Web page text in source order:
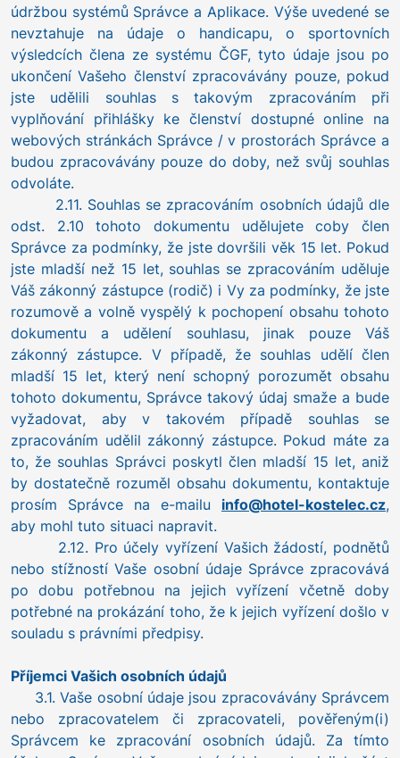
údržbou systémů Správce a Aplikace. Výše uvedené se
nevztahuje na údaje o handicapu, o sportovních
výsledcích člena ze systému ČGF, tyto údaje jsou po
ukončení Vašeho členství zpracovávány pouze, pokud
jste udělili souhlas s takovým zpracováním při
vyplňování přihlášky ke členství dostupné online na
webových stránkách Správce / v prostorách Správce a
budou zpracovávány pouze do doby, než svůj souhlas
odvoláte.
2.11. Souhlas se zpracováním osobních údajů dle
odst. 2.10 tohoto dokumentu udělujete coby člen
Správce za podmínky, že jste dovršili věk 15 let. Pokud
jste mladší než 15 let, souhlas se zpracováním uděluje
Váš zákonný zástupce (rodič) i Vy za podmínky, že jste
rozumově a volně vyspělý k pochopení obsahu tohoto
dokumentu a udělení souhlasu, jinak pouze Váš
zákonný zástupce. V případě, že souhlas udělí člen
mladší 15 let, který není schopný porozumět obsahu
tohoto dokumentu, Správce takový údaj smaže a bude
vyžadovat, aby v takovém případě souhlas se
zpracováním udělil zákonný zástupce. Pokud máte za
to, že souhlas Správci poskytl člen mladší 15 let, aniž
by dostatečně rozuměl obsahu dokumentu, kontaktuje
prosím Správce na e-mailu info@hotel-kostelec.cz,
aby mohl tuto situaci napravit.
2.12. Pro účely vyřízení Vašich žádostí, podnětů
nebo stížností Vaše osobní údaje Správce zpracovává
po dobu potřebnou na jejich vyřízení včetně doby
potřebné na prokázání toho, že k jejich vyřízení došlo v
souladu s právními předpisy.
Příjemci Vašich osobních údajů
3.1. Vaše osobní údaje jsou zpracovávány Správcem
nebo zpracovatelem či zpracovateli, pověřeným(i)
Správcem ke zpracování osobních údajů. Za tímto